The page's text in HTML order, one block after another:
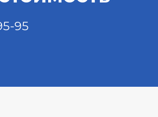
95